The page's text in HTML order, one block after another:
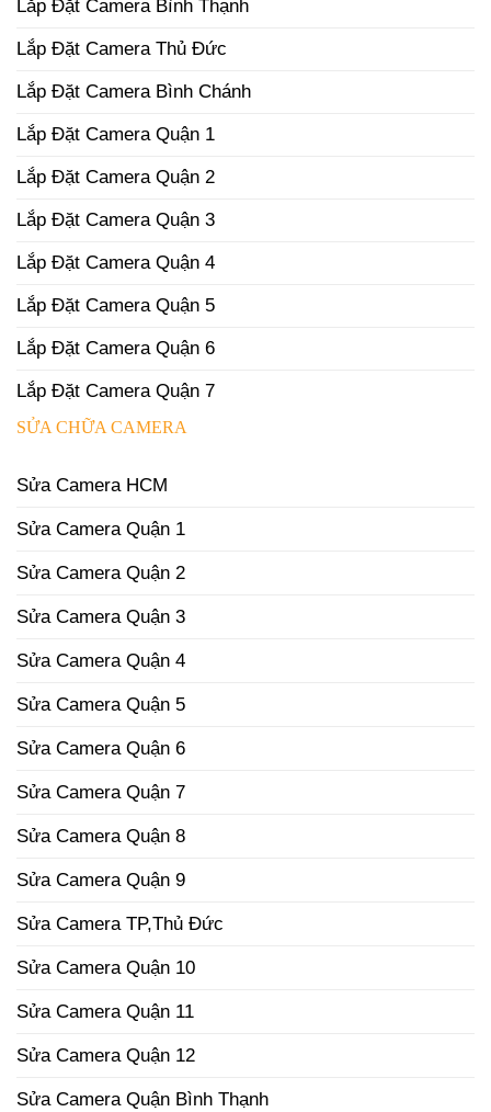
Lắp Đặt Camera Bình Thạnh
Lắp Đặt Camera Thủ Đức
Lắp Đặt Camera Bình Chánh
Lắp Đặt Camera Quận 1
Lắp Đặt Camera Quận 2
Lắp Đặt Camera Quận 3
Lắp Đặt Camera Quận 4
Lắp Đặt Camera Quận 5
Lắp Đặt Camera Quận 6
Lắp Đặt Camera Quận 7
SỬA CHỮA CAMERA
Sửa Camera HCM
Sửa Camera Quận 1
Sửa Camera Quận 2
Sửa Camera Quận 3
Sửa Camera Quận 4
Sửa Camera Quận 5
Sửa Camera Quận 6
Sửa Camera Quận 7
Sửa Camera Quận 8
Sửa Camera Quận 9
Sửa Camera TP,Thủ Đức
Sửa Camera Quận 10
Sửa Camera Quận 11
Sửa Camera Quận 12
Sửa Camera Quận Bình Thạnh